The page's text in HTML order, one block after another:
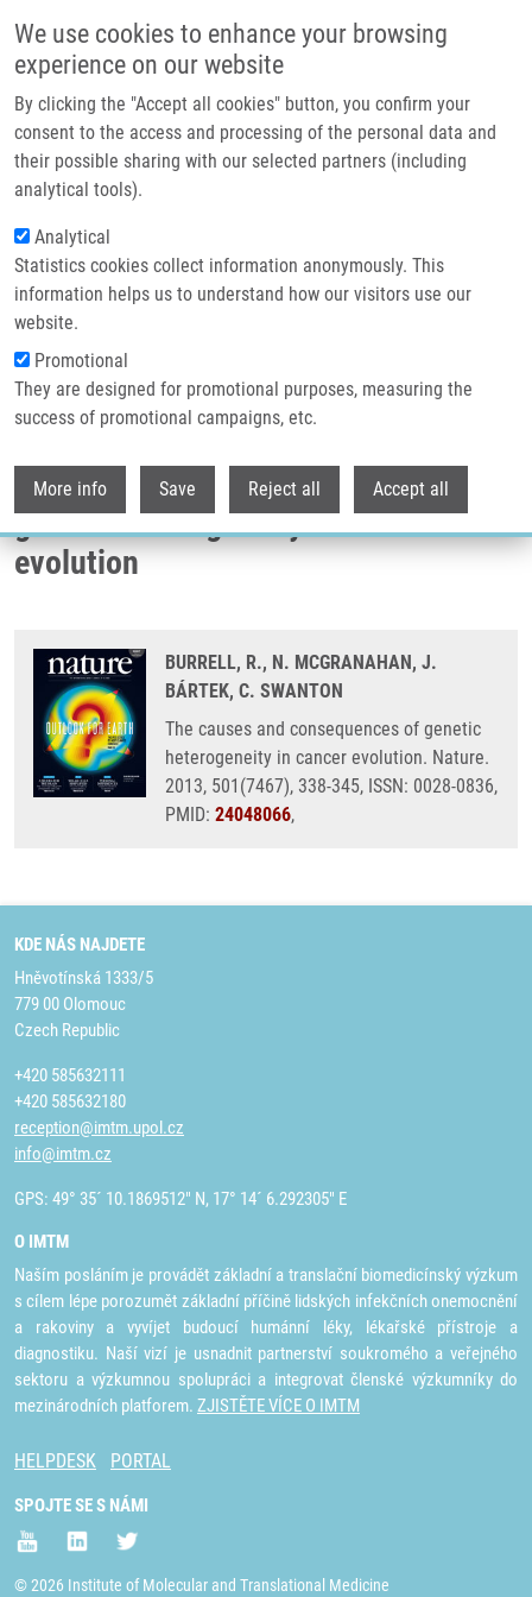
We use cookies to enhance your browsing
experience on our website
By clicking the "Accept all cookies" button, you confirm your
consent to the access and processing of the personal data and
their possible sharing with our selected partners (including
analytical tools).
Analytical
Statistics cookies collect information anonymously. This
information helps us to understand how our visitors use our
website.
Promotional
They are designed for promotional purposes, measuring the
success of promotional campaigns, etc.
More info Save Reject all Accept all
Header image
Drobečková navigace
Domů
The Causes And Consequences Of Genetic Heterogeneity In Cancer
Evolution
The causes and consequences of
genetic heterogeneity in cancer
evolution
BURRELL, R., N. MCGRANAHAN, J.
BÁRTEK, C. SWANTON
The causes and consequences of genetic
heterogeneity in cancer evolution. Nature.
2013, 501(7467), 338-345, ISSN: 0028-0836,
PMID: 24048066,
KDE NÁS NAJDETE
Hněvotínská 1333/5
779 00 Olomouc
Czech Republic
+420 585632111
+420 585632180
reception@imtm.upol.cz
info@imtm.cz
GPS: 49° 35´ 10.1869512" N, 17° 14´ 6.292305" E
O IMTM
Naším posláním je provádět základní a translační biomedicínský výzkum
s cílem lépe porozumět základní příčině lidských infekčních onemocnění
a rakoviny a vyvíjet budoucí humánní léky, lékařské přístroje a
diagnostiku. Naší vizí je usnadnit partnerství soukromého a veřejného
sektoru a výzkumnou spolupráci a integrovat členské výzkumníky do
mezinárodních platforem. ZJISTĚTE VÍCE O IMTM
HELPDESK PORTAL
SPOJTE SE S NÁMI
© 2026 Institute of Molecular and Translational Medicine